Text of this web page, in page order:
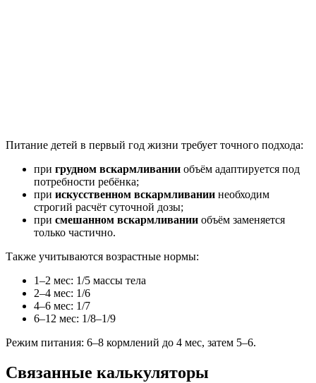
Питание детей в первый год жизни требует точного подхода:
при грудном вскармливании объём адаптируется под
потребности ребёнка;
при искусственном вскармливании необходим
строгий расчёт суточной дозы;
при смешанном вскармливании объём заменяется
только частично.
Также учитываются возрастные нормы:
1–2 мес: 1/5 массы тела
2–4 мес: 1/6
4–6 мес: 1/7
6–12 мес: 1/8–1/9
Режим питания: 6–8 кормлений до 4 мес, затем 5–6.
Связанные калькуляторы